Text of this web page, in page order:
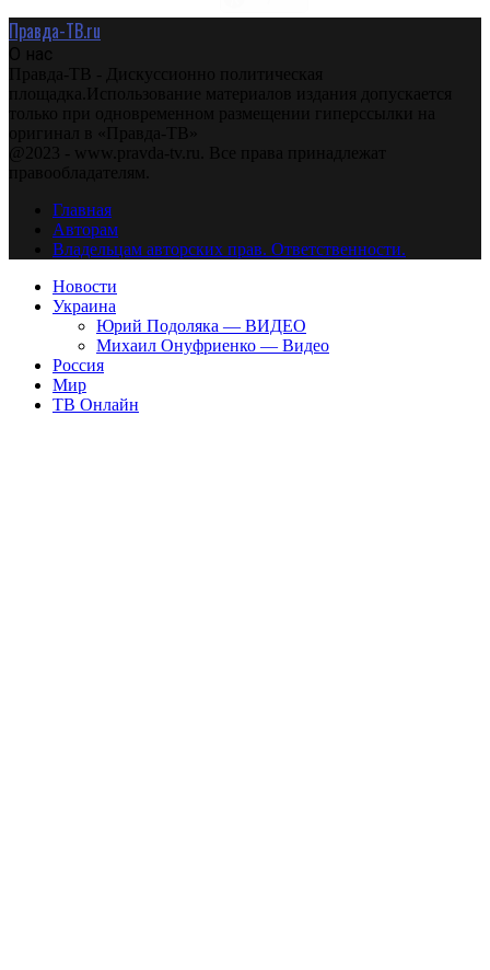
Правда-ТВ.ru
О нас
Правда-ТВ - Дискуссионно политическая
площадка.Использование материалов издания допускается
только при одновременном размещении гиперссылки на
оригинал в «Правда-ТВ»
@2023 - www.pravda-tv.ru. Все права принадлежат
правообладателям.
Главная
Авторам
Владельцам авторских прав. Ответственности.
Новости
Украина
Юрий Подоляка — ВИДЕО
Михаил Онуфриенко — Видео
Россия
Мир
ТВ Онлайн